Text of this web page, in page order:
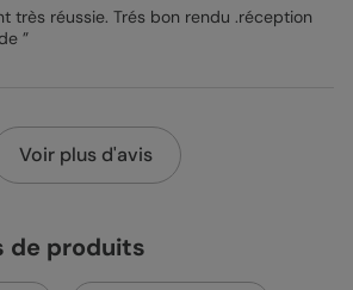
très réussie. Trés bon rendu .réception
”
Voir plus d'avis
de produits